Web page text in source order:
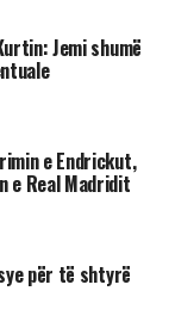
Jemi shumë
e Endrickut,
e Real Madridit
për të shtyrë